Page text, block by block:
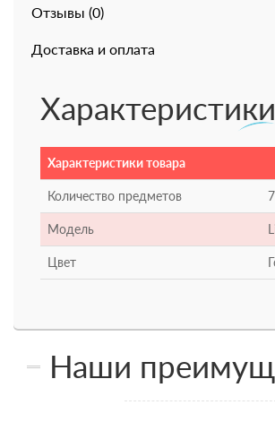
Отзывы (0)
Доставка и оплата
Характеристики
Характеристики товара
Количество предметов
Модель
Цвет
Наши